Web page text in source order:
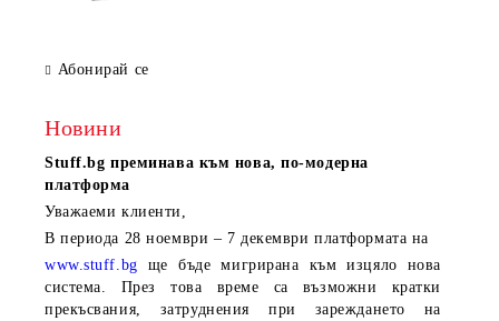
Абонирай се
Новини
Stuff.bg преминава към нова, по-модерна
платформа
Уважаеми клиенти,
В периода 28 ноември – 7 декември платформата на
www.stuff.bg ще бъде мигрирана към изцяло нова
система. През това време са възможни кратки
прекъсвания, затруднения при зареждането на